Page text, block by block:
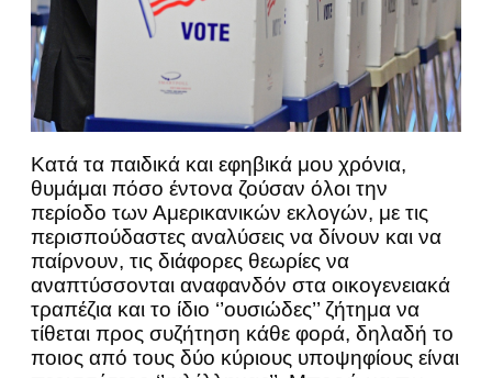
Κατά τα παιδικά και εφηβικά μου χρόνια,
θυμάμαι πόσο έντονα ζούσαν όλοι την
περίοδο των Αμερικανικών εκλογών, με τις
περισπούδαστες αναλύσεις να δίνουν και να
παίρνουν, τις διάφορες θεωρίες να
αναπτύσσονται αναφανδόν στα οικογενειακά
τραπέζια και το ίδιο ‘’ουσιώδες’’ ζήτημα να
τίθεται προς συζήτηση κάθε φορά, δηλαδή το
ποιος από τους δύο κύριους υποψηφίους είναι